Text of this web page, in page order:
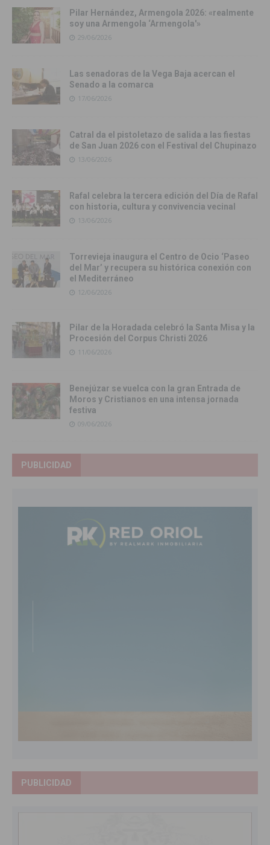
Pilar Hernández, Armengola 2026: «realmente
soy una Armengola ‘Armengola'»
29/06/2026
Las senadoras de la Vega Baja acercan el
Senado a la comarca
17/06/2026
Catral da el pistoletazo de salida a las fiestas
de San Juan 2026 con el Festival del Chupinazo
13/06/2026
Rafal celebra la tercera edición del Día de Rafal
con historia, cultura y convivencia vecinal
13/06/2026
Torrevieja inaugura el Centro de Ocio ‘Paseo
del Mar’ y recupera su histórica conexión con
el Mediterráneo
12/06/2026
Pilar de la Horadada celebró la Santa Misa y la
Procesión del Corpus Christi 2026
11/06/2026
Benejúzar se vuelca con la gran Entrada de
Moros y Cristianos en una intensa jornada
festiva
09/06/2026
PUBLICIDAD
PUBLICIDAD